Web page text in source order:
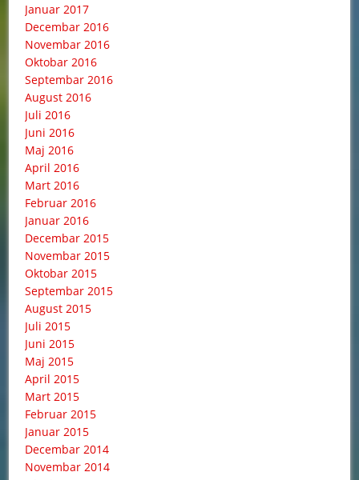
Januar 2017
Decembar 2016
Novembar 2016
Oktobar 2016
Septembar 2016
August 2016
Juli 2016
Juni 2016
Maj 2016
April 2016
Mart 2016
Februar 2016
Januar 2016
Decembar 2015
Novembar 2015
Oktobar 2015
Septembar 2015
August 2015
Juli 2015
Juni 2015
Maj 2015
April 2015
Mart 2015
Februar 2015
Januar 2015
Decembar 2014
Novembar 2014